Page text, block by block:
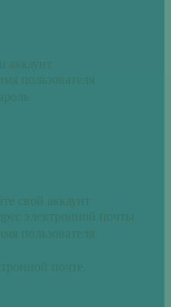
аккаунт
пользователя
свой аккаунт
электронной почты
пользователя
почте.